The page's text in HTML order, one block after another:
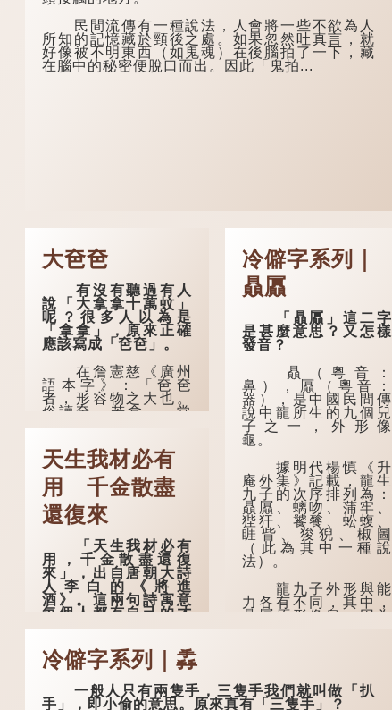
民間流傳有一種說法，人會將一些不欲為人
所知的記憶藏於頸後之處。如果忽然吐真言，就
好像被不明東西（如鬼魂）在後腦拍了一下，藏
在腦中的秘密便脫口而出。因此「鬼拍...
大夿夿
有沒有聽過有人
說「大拿拿十萬蚊」
呢？很多人以為是
「拿拿」，原來正確
應該寫成「夿夿」。
在詹憲慈《廣州
語本字》：「夿夿
者，形容物之大也。
俗讀夿，若拿……常
語有曰『一個銀錢大
「夿」形容大，
「一個銀錢大夿
夿」，就形容金錢數
量之大了。「大夿夿
十萬蚊」，就是說十
不過，「夿」字
本音讀作「巴
（bā）」，因此「大
夿夿」理應讀成「大
巴巴」。問題是，若
天生我材必有
用 千金散盡
還復來
「天生我材必有
用，千金散盡還復
來」，出自唐朝大詩
人李白的《將進
酒》。這兩句詩寓意
每個人都有自己的才
能，必有用處，在失
千金耗盡，也可重
來，是人生低潮時激
勵向上的名句。
冷僻字系列｜
贔屭
「贔屭」這二字
是甚麼意思？又怎樣
發音？
贔（粵音：
鼻），屭（粵音：
器），是中國民間傳
說中龍所生的九個兒
子之一，外形像
龜。
據明代楊慎《升
庵外集》記載，龍生
九子的次序排列為：
贔屭、螭吻、蒲牢、
狴犴、饕餮、蚣蝮、
睚眥、狻猊、椒圖
（此為其中一種說
法）。
龍九子外形與能
力各有不同，其中，
贔屭原形像龜，因為
冷僻字系列｜掱
一般人只有兩隻手，三隻手我們就叫做「扒
手」，即小偷的意思。原來真有「三隻手」？